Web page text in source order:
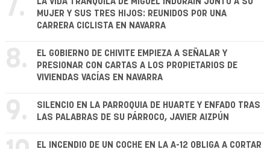
7.
MUJER Y SUS TRES HIJOS: REUNIDOS POR UNA
CARRERA CICLISTA EN NAVARRA
8.
EL GOBIERNO DE CHIVITE EMPIEZA A SEÑALAR Y
PRESIONAR CON CARTAS A LOS PROPIETARIOS DE
VIVIENDAS VACÍAS EN NAVARRA
9.
SILENCIO EN LA PARROQUIA DE HUARTE Y ENFADO TRAS
LAS PALABRAS DE SU PÁRROCO, JAVIER AIZPÚN
EL INCENDIO DE UN COCHE EN LA A-12 OBLIGA A CORTAR